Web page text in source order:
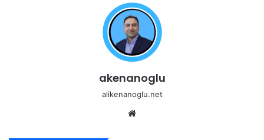
akenanoglu
alikenanoglu.net